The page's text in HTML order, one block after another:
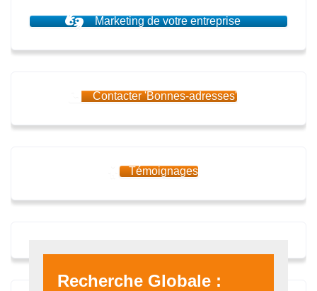
Marketing de votre entreprise
Contacter 'Bonnes-adresses'
Témoignages
Recherche Globale :